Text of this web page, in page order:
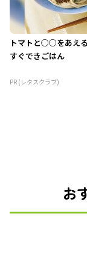
トマトと○○をあえ
すぐできごはん
PR (レタスクラブ)
お